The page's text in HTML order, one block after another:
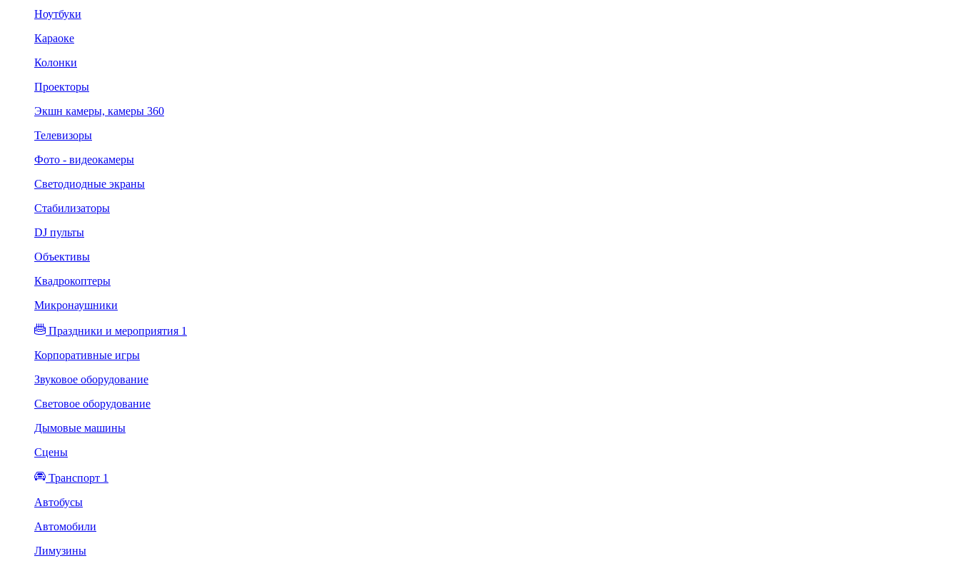
Ноутбуки
Караоке
Колонки
Проекторы
Экшн камеры, камеры 360
Телевизоры
Фото - видеокамеры
Светодиодные экраны
Стабилизаторы
DJ пульты
Объективы
Квадрокоптеры
Микронаушники
Праздники и мероприятия 1
Корпоративные игры
Звуковое оборудование
Световое оборудование
Дымовые машины
Сцены
Транспорт 1
Автобусы
Автомобили
Лимузины